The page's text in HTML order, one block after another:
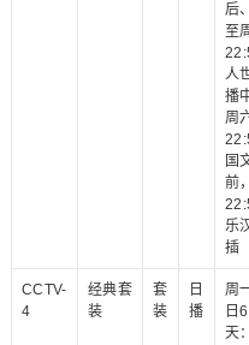
后
至
人
播
周
国
前
乐
插
CCTV-
4
经典套
装
套
装
日
播
周
日
天：